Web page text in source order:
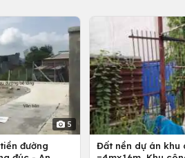
5
đường
Đất nền dự án khu